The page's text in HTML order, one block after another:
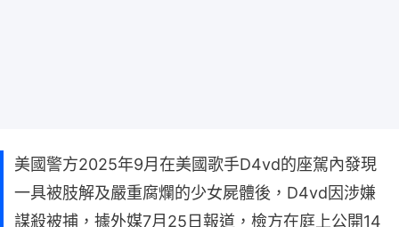
美國警方2025年9月在美國歌手D4vd的座駕內發現
一具被肢解及嚴重腐爛的少女屍體後，D4vd因涉嫌
謀殺被捕，據外媒7月25日報道，檢方在庭上公開14